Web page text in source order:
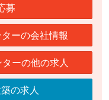
募
ーの会社情報
ーの他の求人
の求人